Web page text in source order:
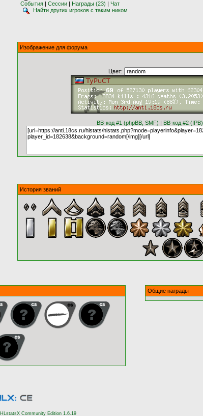
События| Сессии| Награды (23) | Чат
Найти других игроков с таким ником
Изображение для форума
Цвет:
BB-код #1 (phpBB, SMF) | BB-код #2 (IPB)
История званий
Общие награды
HLstatsX Community Edition 1.6.19